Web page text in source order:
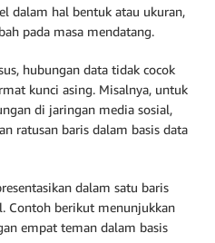
dalam hal bentuk atau ukuran,
pada masa mendatang.
hubungan data tidak cocok
kunci asing. Misalnya, untuk
di jaringan media sosial,
ratusan baris dalam basis data
dalam satu baris
Contoh berikut menunjukkan
empat teman dalam basis